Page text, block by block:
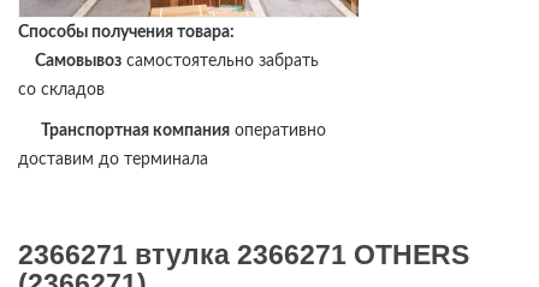
Способы получения товара:
Самовывоз самостоятельно забрать
со складов
Транспортная компания оперативно
доставим до терминала
2366271 втулка 2366271 OTHERS